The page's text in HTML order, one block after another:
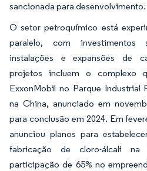
sancionada para desenvolvimento.
O setor petroquímico está
paralelo, com investimentos
instalações e expansões de
projetos incluem o complexo
ExxonMobil no Parque Industrial
na China, anunciado em
para conclusão em 2024. Em
anunciou planos para
fabricação de cloro-álcali na
participação de 65% no